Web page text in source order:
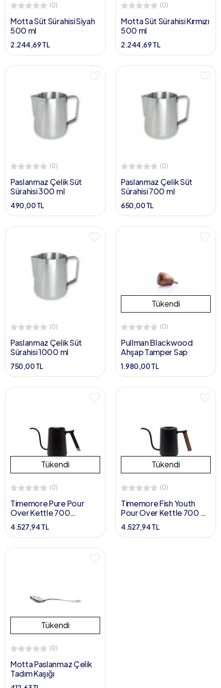
(0)
Motta Süt Sürahisi Siyah
500 ml
2.244,69 TL
(0)
Motta Süt Sürahisi Kırmızı
500 ml
2.244,69 TL
(0)
Paslanmaz Çelik Süt
Sürahisi 300 ml
490,00 TL
(0)
Paslanmaz Çelik Süt
Sürahisi 700 ml
650,00 TL
(0)
Paslanmaz Çelik Süt
Sürahisi 1000 ml
750,00 TL
Tükendi
(0)
Pullman Blackwood
Ahşap Tamper Sap
1.980,00 TL
Tükendi
(0)
Timemore Pure Pour
Over Kettle 700
ml(Siyah)
4.527,94 TL
Tükendi
(0)
Timemore Fish Youth
Pour Over Kettle 700 ml
(Siyah)
4.527,94 TL
Tükendi
(0)
Motta Paslanmaz Çelik
Tadım Kaşığı